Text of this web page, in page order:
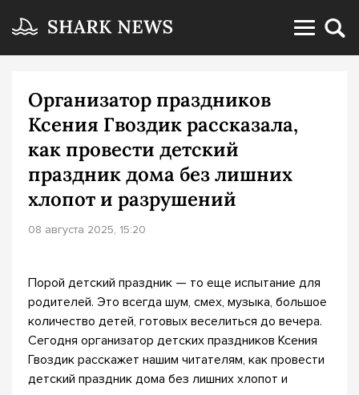
Организатор праздников
Ксения Гвоздик рассказала,
как провести детский
праздник дома без лишних
хлопот и разрушений
08 августа 2025, 15:20
Порой детский праздник — то еще испытание для
родителей. Это всегда шум, смех, музыка, большое
количество детей, готовых веселиться до вечера.
Сегодня организатор детских праздников Ксения
Гвоздик расскажет нашим читателям, как провести
детский праздник дома без лишних хлопот и